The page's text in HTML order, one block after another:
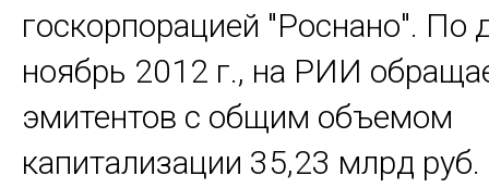
госкорпорацией "Роснано". По
ноябрь 2012 г., на РИИ
эмитентов с общим объемом
капитализации 35,23 млрд